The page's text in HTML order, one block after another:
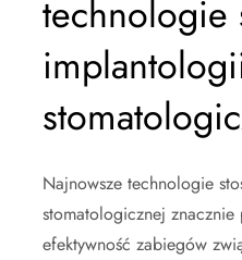
technologie
Najnowsze technologie
stomatologicznej znacznie
efektywność zabiegów